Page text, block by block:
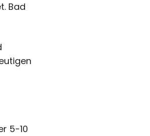
Bad
5-10